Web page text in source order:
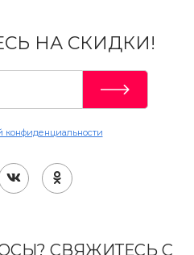
НА СКИДКИ!
конфиденциальности
СВЯЖИТЕСЬ С